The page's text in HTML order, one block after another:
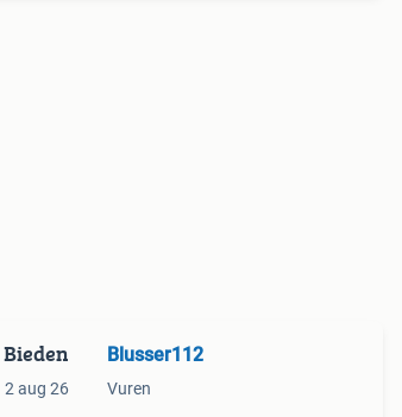
Bieden
2 aug 26
Blusser112
Vuren